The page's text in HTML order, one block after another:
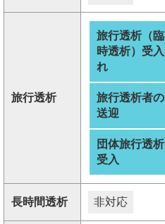
旅行透析
旅行透析（臨
時透析）受入
れ
旅行透析者の
送迎
団体旅行透析
受入
長時間透析 非対応